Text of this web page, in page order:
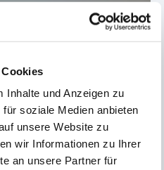
Inhalte und Anzeigen zu
soziale Medien anbieten
unsere Website zu
wir Informationen zu Ihrer
an unsere Partner für